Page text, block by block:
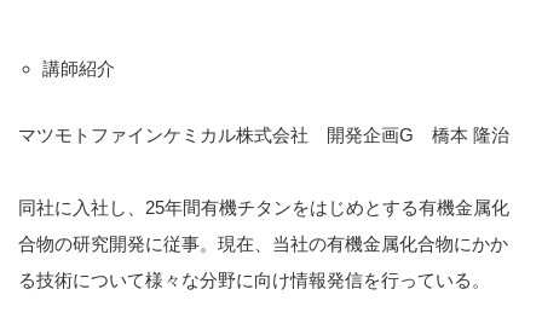
講師紹介
マツモトファインケミカル株式会社 開発企画G 橋本 隆治
同社に入社し、25年間有機チタンをはじめとする有機金属化
合物の研究開発に従事。現在、当社の有機金属化合物にかか
る技術について様々な分野に向け情報発信を行っている。